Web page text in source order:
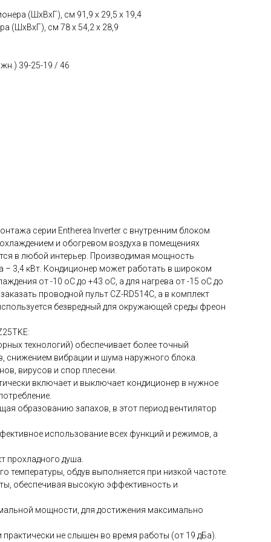
(ШxВxГ), см 91,9 x 29,5 x 19,4
(ШxВxГ), см 78 x 54,2 x 28,9
39-25-19 / 46
серии Entherea Inverter с внутренним блоком
и обогревом воздуха в помещениях
в любой интерьер. Производимая мощность
– 3,4 кВт. Кондиционер может работать в широком
от -10 oС до +43 oС, а для нагрева от -15 oС до
проводной пульт CZ-RD514C, а в комплект
безвредный для окружающей среды фреон
технологий) обеспечивает более точный
снижением вибрации и шума наружного блока.
вирусов и спор плесени.
включает и выключает кондиционер в нужное
образованию запахов, в этот период вентилятор
использование всех функций и режимов, а
прохладного душа.
температуры, обдув выполняется при низкой частоте.
обеспечивая высокую эффективность и
мощности, для достижения максимально
не слышен во время работы (от 19 дБа).